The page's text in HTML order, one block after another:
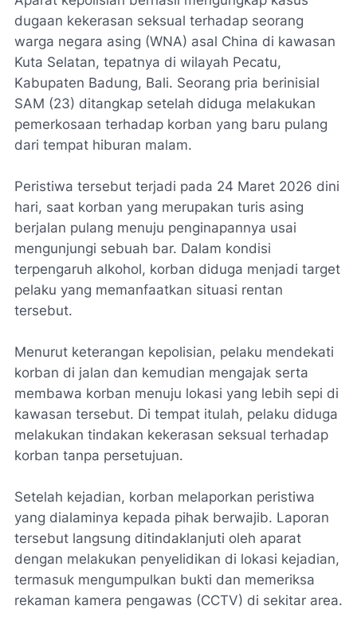
dugaan kekerasan seksual terhadap seorang
warga negara asing (WNA) asal China di kawasan
Kuta Selatan, tepatnya di wilayah Pecatu,
Kabupaten Badung, Bali. Seorang pria berinisial
SAM (23) ditangkap setelah diduga melakukan
pemerkosaan terhadap korban yang baru pulang
dari tempat hiburan malam.
Peristiwa tersebut terjadi pada 24 Maret 2026 dini
hari, saat korban yang merupakan turis asing
berjalan pulang menuju penginapannya usai
mengunjungi sebuah bar. Dalam kondisi
terpengaruh alkohol, korban diduga menjadi target
pelaku yang memanfaatkan situasi rentan
tersebut.
Menurut keterangan kepolisian, pelaku mendekati
korban di jalan dan kemudian mengajak serta
membawa korban menuju lokasi yang lebih sepi di
kawasan tersebut. Di tempat itulah, pelaku diduga
melakukan tindakan kekerasan seksual terhadap
korban tanpa persetujuan.
Setelah kejadian, korban melaporkan peristiwa
yang dialaminya kepada pihak berwajib. Laporan
tersebut langsung ditindaklanjuti oleh aparat
dengan melakukan penyelidikan di lokasi kejadian,
termasuk mengumpulkan bukti dan memeriksa
rekaman kamera pengawas (CCTV) di sekitar area.